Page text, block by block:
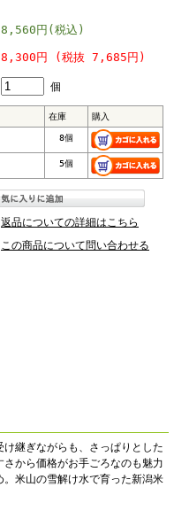
8,560円(税込)
8,300円 (税抜 7,685円)
個
在庫 購入
8個
5個
返品についての詳細はこちら
この商品について問い合わせる
け継ぎながらも、さっぱりとした
から価格がお手ごろなのも魅力
米山の雪解け水で育った新潟米